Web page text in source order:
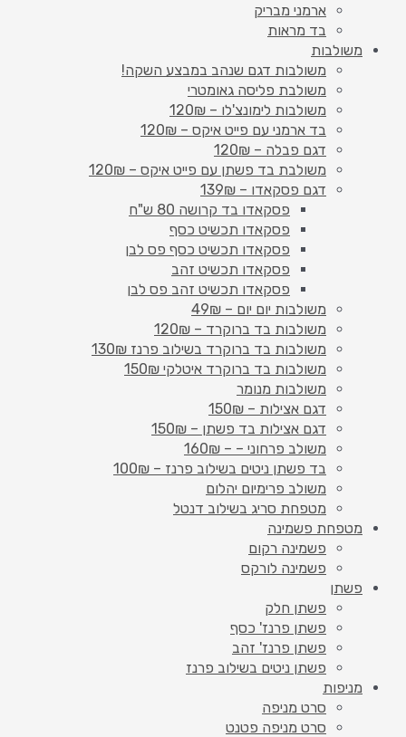
ארמני מבריק
בד מראות
משולבות
משולבות דגם שנהב במבצע השקה!
משולבת פליסה גאומטרי
משולבות לימונצ'לו – 120₪
בד ארמני עם פייט איקס – 120₪
דגם פבלה – 120₪
משולבת בד פשתן עם פייט איקס – 120₪
דגם פסקאדו – 139₪
פסקאדו בד קרושה 80 ש"ח
פסקאדו תכשיט כסף
פסקאדו תכשיט כסף פס לבן
פסקאדו תכשיט זהב
פסקאדו תכשיט זהב פס לבן
משולבות יום יום – 49₪
משולבות בד ברוקרד – 120₪
משולבות בד ברוקרד בשילוב פרנז 130₪
משולבות בד ברוקרד איטלקי 150₪
משולבות מנומר
דגם אצילות – 150₪
דגם אצילות בד פשתן – 150₪
משולב פרחוני – – 160₪
בד פשתן ניטים בשילוב פרנז – 100₪
משולב פרימיום יהלום
מטפחת סריג בשילוב דנטל
מטפחת פשמינה
פשמינה רקום
פשמינה לורקס
פשתן
פשתן חלק
פשתן פרנז' כסף
פשתן פרנז' זהב
פשתן ניטים בשילוב פרנז
מניפות
סרט מניפה
סרט מניפה פטנט